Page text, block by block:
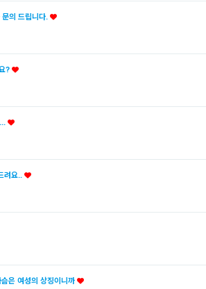
의 드립니다.
?
려요..
은 여성의 상징이니까